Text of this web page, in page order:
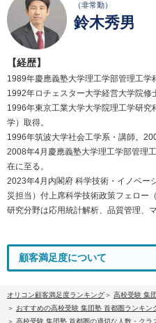
（非常勤）
鈴木秀男
【経歴】
1989年慶應義塾大学理工学部管理工学
1992年ロチェスター大学経営大学院修
1996年東京工業大学大学院理工学研
学）取得。
1996年筑波大学社会工学系・講師。
2008年4月慶應義塾大学理工学部管理
在に至る。
2023年4月内閣府 科学技術・イノベー
災担当）付上席科学技術政策フェロー（
研究分野は応用統計解析、品質管理、
顧客満足度について
オリコン顧客満足度ランキング
高校受験 集
おすすめの高校受験 集団塾 首都圏ランキン